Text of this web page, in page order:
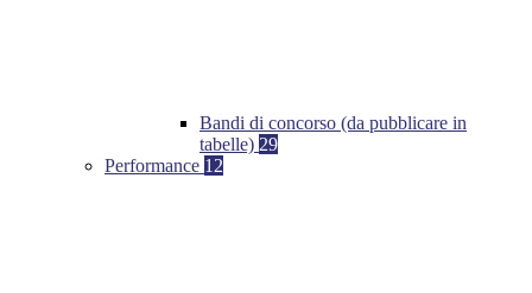
Bandi di concorso (da pubblicare in
tabelle) 29
Performance 12